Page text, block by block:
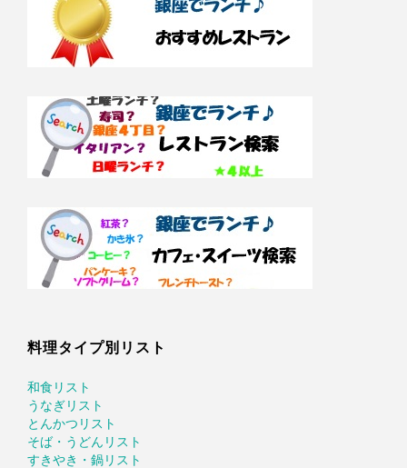
料理タイプ別リスト
和食リスト
うなぎリスト
とんかつリスト
そば・うどんリスト
すきやき・鍋リスト